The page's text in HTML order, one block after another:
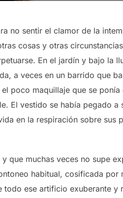
no sentir el clamor de la
cosas y otras
En el jardín y bajo la
a veces en un barrido que
poco maquillaje que se
El vestido se había pegado a
en la respiración sobre sus
que muchas veces no supe
habitual, cosificada por
ese artificio exuberante y